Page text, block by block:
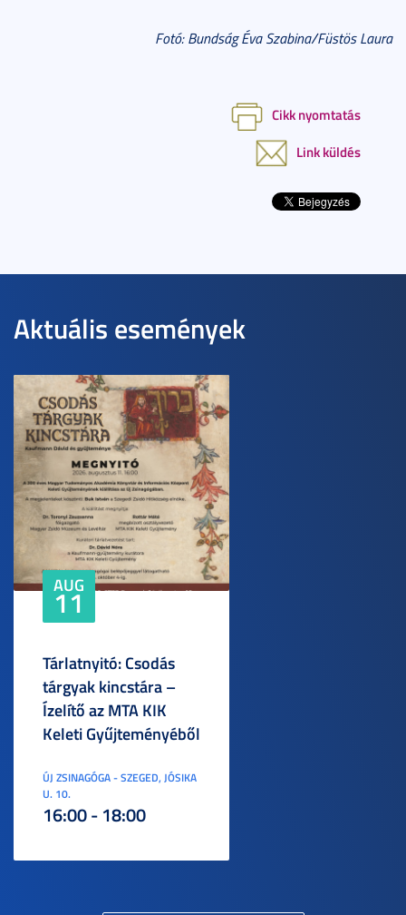
Fotó: Bundság Éva Szabina/Füstös Laura
Cikk nyomtatás
Link küldés
Aktuális események
AUG
11
Tárlatnyitó: Csodás
tárgyak kincstára –
Ízelítő az MTA KIK
Keleti Gyűjteményéből
ÚJ ZSINAGÓGA - SZEGED, JÓSIKA
U. 10.
16:00 - 18:00